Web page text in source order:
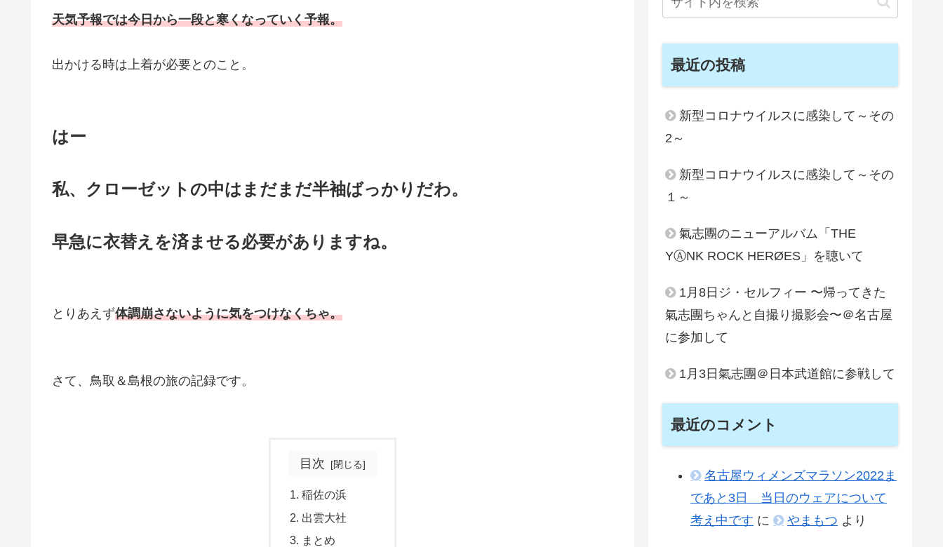
天気予報では今日から一段と寒くなっていく予報。
出かける時は上着が必要とのこと。
はー
私、クローゼットの中はまだまだ半袖ばっかりだわ。
早急に衣替えを済ませる必要がありますね。
とりあえず体調崩さないように気をつけなくちゃ。
さて、鳥取＆島根の旅の記録です。
目次
稲佐の浜
出雲大社
まとめ
最近の投稿
新型コロナウイルスに感染して～その
2～
新型コロナウイルスに感染して～その
１～
氣志團のニューアルバム「THE
YⒶNK ROCK HERØES」を聴いて
1月8日ジ・セルフィー 〜帰ってきた
氣志團ちゃんと自撮り撮影会〜＠名古屋
に参加して
1月3日氣志團＠日本武道館に参戦して
最近のコメント
名古屋ウィメンズマラソン2022ま
であと3日 当日のウェアについて
考え中です に やまもつ より